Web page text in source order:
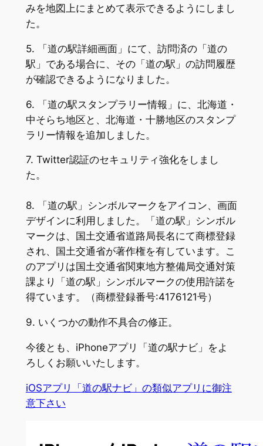
みを地図上にまとめて表示できるようにしまし
た。
5. 「道の駅詳細画面」にて、訪問済の「道の
駅」である場合に、その「道の駅」の訪問履歴
が確認できるようになりました。
6. 「道の駅スタンプラリー情報」に、北海道・
中そらち地区と、北海道・十勝地区のスタンプ
ラリー情報を追加しました。
7. Twitter認証のセキュリティ強化をしまし
た。
8. 「道の駅」シンボルマークをアイコン、画面
デザインに利用しました。「道の駅」シンボル
マークは、国土交通省道路局長名にて商標登録
され、国土交通省が著作権を有しています。こ
のアプリは国土交通省関東地方整備局交通対策
課より「道の駅」シンボルマークの使用許諾を
得ています。（商標登録番号:4176121号）
9. いくつかの動作不具合の修正。
今後とも、iPhoneアプリ「道の駅ナビ」をよ
ろしくお願いいたします。
iOSアプリ「道の駅ナビ」の類似アプリに御注
意下さい